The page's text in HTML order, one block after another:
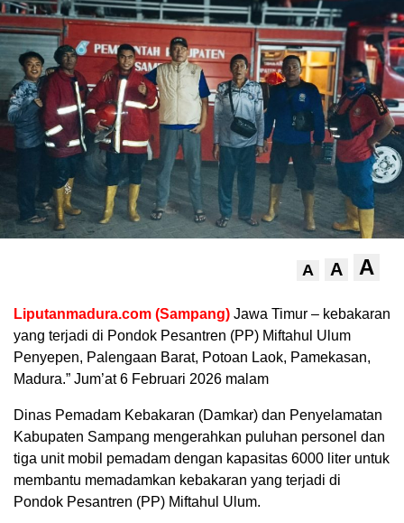
A A A
Liputanmadura.com (Sampang) Jawa Timur – kebakaran
yang terjadi di Pondok Pesantren (PP) Miftahul Ulum
Penyepen, Palengaan Barat, Potoan Laok, Pamekasan,
Madura.” Jum’at 6 Februari 2026 malam
Dinas Pemadam Kebakaran (Damkar) dan Penyelamatan
Kabupaten Sampang mengerahkan puluhan personel dan
tiga unit mobil pemadam dengan kapasitas 6000 liter untuk
membantu memadamkan kebakaran yang terjadi di
Pondok Pesantren (PP) Miftahul Ulum.